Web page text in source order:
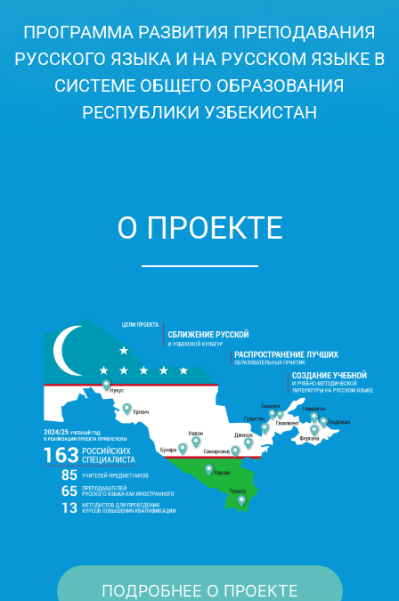
ПРОГРАММА РАЗВИТИЯ ПРЕПОДАВАНИЯ
РУССКОГО ЯЗЫКА И НА РУССКОМ ЯЗЫКЕ В
СИСТЕМЕ ОБЩЕГО ОБРАЗОВАНИЯ
РЕСПУБЛИКИ УЗБЕКИСТАН
О ПРОЕКТЕ
ПОДРОБНЕЕ О ПРОЕКТЕ